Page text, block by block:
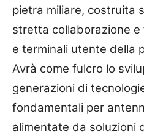
pietra miliare, costruita
stretta collaborazione
e terminali utente della
Avrà come fulcro lo
generazioni di
fondamentali per
alimentate da soluzioni